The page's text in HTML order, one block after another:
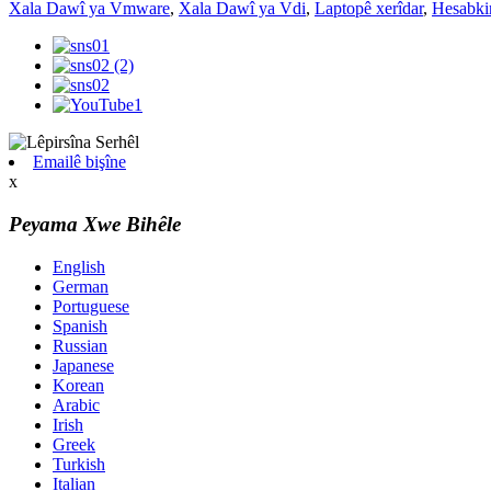
Xala Dawî ya Vmware, Xala Dawî ya Vdi, Laptopê xerîdar,
Emailê bişîne
x
Peyama Xwe Bihêle
English
German
Portuguese
Spanish
Russian
Japanese
Korean
Arabic
Irish
Greek
Turkish
Italian